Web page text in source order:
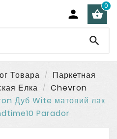
 
0

Товара
Паркетная
Елка
Chevron
Дуб Wite матовий лак
Parador